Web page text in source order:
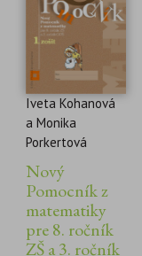
Iveta Kohanová
a Monika
Porkertová
Nový
Pomocník z
matematiky
pre 8. ročník
ZŠ a 3. ročník